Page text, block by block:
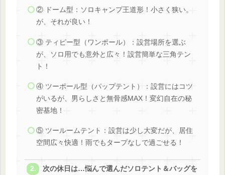
② ドーム型：ソロキャンプ王道形！小さく狭い。
が、それが良い！
③ ティピー型（ワンポール）：設営場所を選ぶ
が、ソロ用でも意外と広々！設営簡単な三角テン
ト！
④ ツーポール型（パップテント）：設営にはコツ
がいるが、男らしさと無骨感MAX！変幻自在の秘
密基地！
⑤ ツールームテント：設営は少し大変だが、居住
空間広々快適！雨でもタープなしで過ごせる！
次の休日は…悩んで選んだソロテント＆バッグを